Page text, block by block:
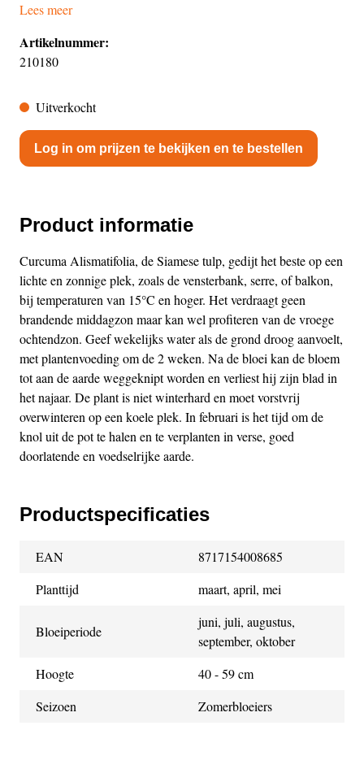
Lees meer
Artikelnummer:
210180
Uitverkocht
Log in om prijzen te bekijken en te bestellen
Product informatie
Curcuma Alismatifolia, de Siamese tulp, gedijt het beste op een
lichte en zonnige plek, zoals de vensterbank, serre, of balkon,
bij temperaturen van 15°C en hoger. Het verdraagt geen
brandende middagzon maar kan wel profiteren van de vroege
ochtendzon. Geef wekelijks water als de grond droog aanvoelt,
met plantenvoeding om de 2 weken. Na de bloei kan de bloem
tot aan de aarde weggeknipt worden en verliest hij zijn blad in
het najaar. De plant is niet winterhard en moet vorstvrij
overwinteren op een koele plek. In februari is het tijd om de
knol uit de pot te halen en te verplanten in verse, goed
doorlatende en voedselrijke aarde.
Productspecificaties
EAN
8717154008685
Planttijd
maart, april, mei
Bloeiperiode
juni, juli, augustus,
september, oktober
Hoogte
40 - 59 cm
Seizoen
Zomerbloeiers